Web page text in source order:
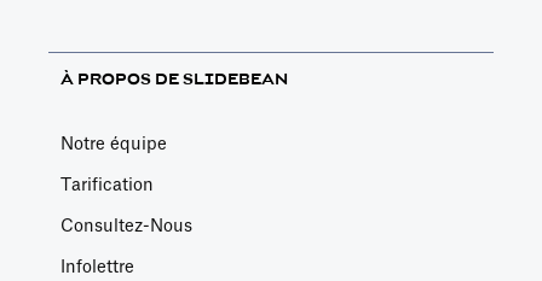
À PROPOS DE SLIDEBEAN
Notre équipe
Tarification
Consultez-Nous
Infolettre